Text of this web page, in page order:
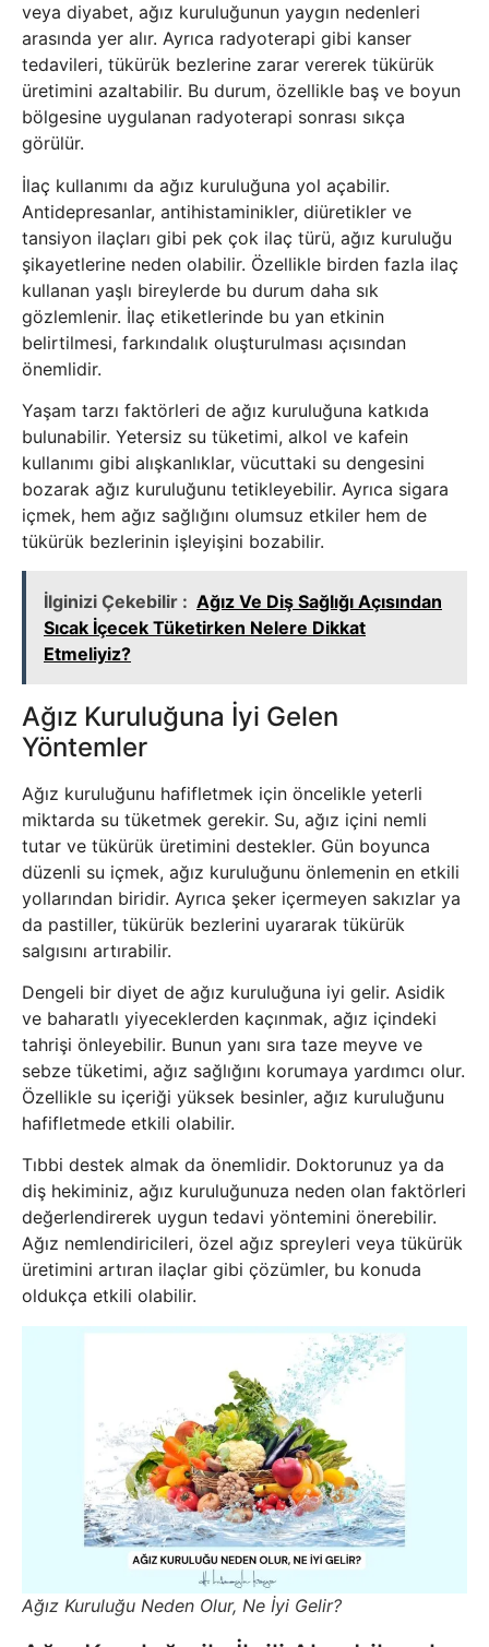
veya diyabet, ağız kuruluğunun yaygın nedenleri
arasında yer alır. Ayrıca radyoterapi gibi kanser
tedavileri, tükürük bezlerine zarar vererek tükürük
üretimini azaltabilir. Bu durum, özellikle baş ve boyun
bölgesine uygulanan radyoterapi sonrası sıkça
görülür.
İlaç kullanımı da ağız kuruluğuna yol açabilir.
Antidepresanlar, antihistaminikler, diüretikler ve
tansiyon ilaçları gibi pek çok ilaç türü, ağız kuruluğu
şikayetlerine neden olabilir. Özellikle birden fazla ilaç
kullanan yaşlı bireylerde bu durum daha sık
gözlemlenir. İlaç etiketlerinde bu yan etkinin
belirtilmesi, farkındalık oluşturulması açısından
önemlidir.
Yaşam tarzı faktörleri de ağız kuruluğuna katkıda
bulunabilir. Yetersiz su tüketimi, alkol ve kafein
kullanımı gibi alışkanlıklar, vücuttaki su dengesini
bozarak ağız kuruluğunu tetikleyebilir. Ayrıca sigara
içmek, hem ağız sağlığını olumsuz etkiler hem de
tükürük bezlerinin işleyişini bozabilir.
İlginizi Çekebilir : Ağız Ve Diş Sağlığı Açısından
Sıcak İçecek Tüketirken Nelere Dikkat
Etmeliyiz?
Ağız Kuruluğuna İyi Gelen
Yöntemler
Ağız kuruluğunu hafifletmek için öncelikle yeterli
miktarda su tüketmek gerekir. Su, ağız içini nemli
tutar ve tükürük üretimini destekler. Gün boyunca
düzenli su içmek, ağız kuruluğunu önlemenin en etkili
yollarından biridir. Ayrıca şeker içermeyen sakızlar ya
da pastiller, tükürük bezlerini uyararak tükürük
salgısını artırabilir.
Dengeli bir diyet de ağız kuruluğuna iyi gelir. Asidik
ve baharatlı yiyeceklerden kaçınmak, ağız içindeki
tahrişi önleyebilir. Bunun yanı sıra taze meyve ve
sebze tüketimi, ağız sağlığını korumaya yardımcı olur.
Özellikle su içeriği yüksek besinler, ağız kuruluğunu
hafifletmede etkili olabilir.
Tıbbi destek almak da önemlidir. Doktorunuz ya da
diş hekiminiz, ağız kuruluğunuza neden olan faktörleri
değerlendirerek uygun tedavi yöntemini önerebilir.
Ağız nemlendiricileri, özel ağız spreyleri veya tükürük
üretimini artıran ilaçlar gibi çözümler, bu konuda
oldukça etkili olabilir.
Ağız Kuruluğu Neden Olur, Ne İyi Gelir?